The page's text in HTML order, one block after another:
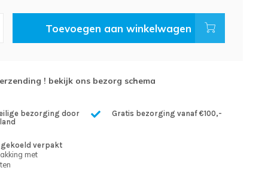
Toevoegen aan winkelwagen
! bekijk ons bezorg schema
bezorging door
Gratis bezorging vanaf €100,-
verpakt
met